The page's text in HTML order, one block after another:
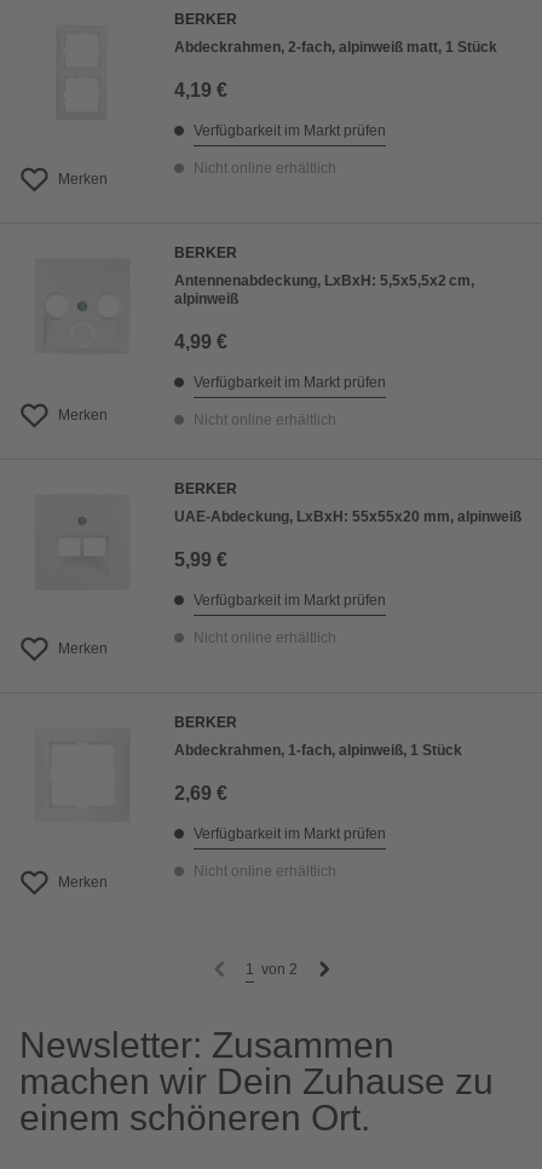
Merken
BERKER
Abdeckrahmen, 2-fach, alpinweiß matt, 1 Stück
4,19 €
Verfügbarkeit im Markt prüfen
Nicht online erhältlich
Merken
BERKER
Antennenabdeckung, LxBxH: 5,5x5,5x2 cm,
alpinweiß
4,99 €
Verfügbarkeit im Markt prüfen
Nicht online erhältlich
Merken
BERKER
UAE-Abdeckung, LxBxH: 55x55x20 mm, alpinweiß
5,99 €
Verfügbarkeit im Markt prüfen
Nicht online erhältlich
Merken
BERKER
Abdeckrahmen, 1-fach, alpinweiß, 1 Stück
2,69 €
Verfügbarkeit im Markt prüfen
Nicht online erhältlich
1 von 2
Newsletter: Zusammen
machen wir Dein Zuhause zu
einem schöneren Ort.